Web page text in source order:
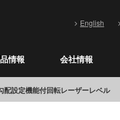
English
情報 会社情報
配設定機能付回転レーザーレベル